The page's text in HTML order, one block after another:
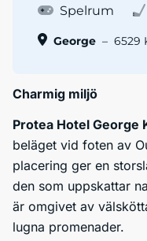
Spelrum
George – 6529
Charmig miljö
Protea Hotel George
beläget vid foten av
placering ger en
den som uppskattar
är omgivet av
lugna promenader.